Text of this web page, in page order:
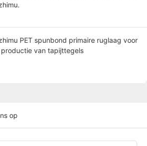
PET spunbond primaire ruglaag voor
van tapijttegels
op